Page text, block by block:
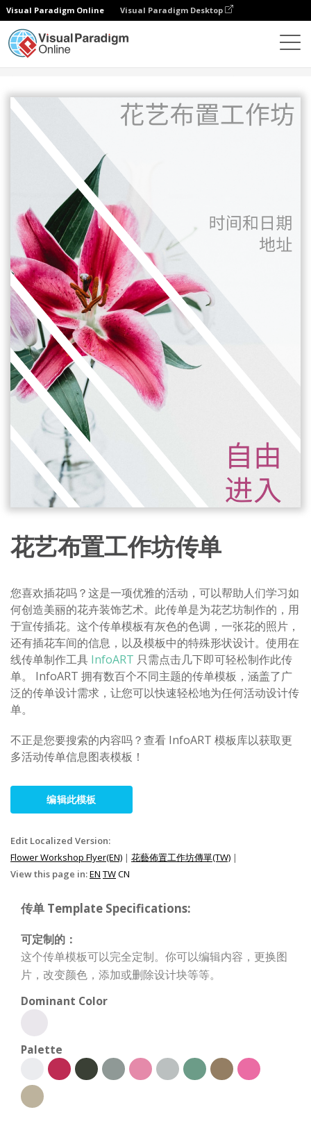
Visual Paradigm Online Visual Paradigm Desktop
花艺布置工作坊传单
您喜欢插花吗？这是一项优雅的活动，可以帮助人们学习如
何创造美丽的花卉装饰艺术。此传单是为花艺坊制作的，用
于宣传插花。这个传单模板有灰色的色调，一张花的照片，
还有插花车间的信息，以及模板中的特殊形状设计。使用在
线传单制作工具 InfoART 只需点击几下即可轻松制作此传
单。 InfoART 拥有数百个不同主题的传单模板，涵盖了广
泛的传单设计需求，让您可以快速轻松地为任何活动设计传
单。
不正是您要搜索的内容吗？查看 InfoART 模板库以获取更
多活动传单信息图表模板！
编辑此模板
Edit Localized Version:
Flower Workshop Flyer(EN) | 花藝佈置工作坊傳單(TW) |
View this page in:EN TWCN
传单 Template Specifications:
可定制的：
这个传单模板可以完全定制。你可以编辑内容，更换图
片，改变颜色，添加或删除设计块等等。
Dominant Color
Palette